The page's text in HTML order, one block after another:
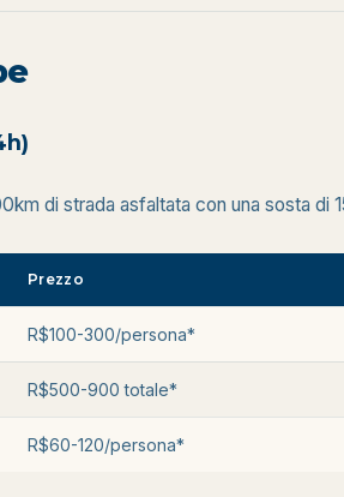
di strada asfaltata con una sosta di
Prezzo
R$100-300/persona*
R$500-900 totale*
R$60-120/persona*